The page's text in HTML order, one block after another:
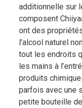
additionnelle sur
composent
ont des
l’alcool naturel
tout les endroits
les mains à
produits
parfois avec une
petite bouteille